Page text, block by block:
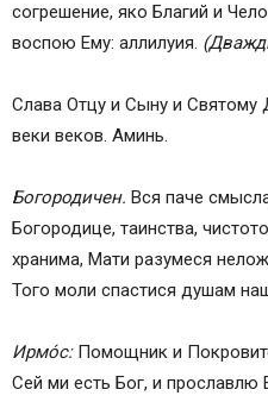
согрешение, яко Благий и
воспою Ему: аллилуия.
Слава Отцу и Сыну и Святому
веки веков. Аминь.
Богородичен. Вся паче
Богородице, таинства,
хранима, Мати разумеся
Того моли спастися душам
Ирмо́с:Помощник и
Сей ми есть Бог, и прославлю